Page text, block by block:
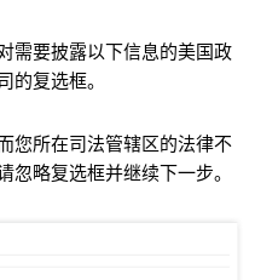
需要披露以下信息的美国政
的复选框。
您所在司法管辖区的法律不
忽略复选框并继续下一步。